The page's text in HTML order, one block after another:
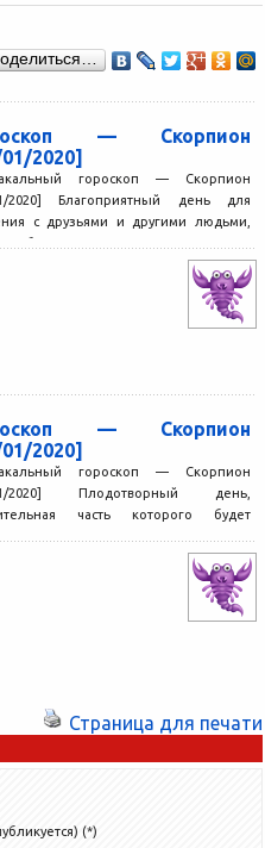
— Скорпион
2020]
гороскоп — Скорпион
2020] Благоприятный день для
с друзьями и другими людьми,
близки вам по духу и...
— Скорпион
2020]
гороскоп — Скорпион
2020] Плодотворный день,
часть которого будет
Страница для печати
(*)